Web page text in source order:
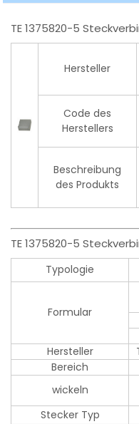
TE 1375820-5
Hersteller
Code des
Herstellers
Beschreibung
des Produkts
TE 1375820-5
Typologie
Formular
Hersteller
Bereich
wickeln
Stecker Typ